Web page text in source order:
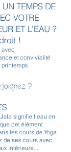
UN TEMPS DE
VOTRE
ET L'EAU ?
roit !
avec
et convivialité
?
signifie l’eau en
cet élément
les cours de Yoga
de ses cours avec
intérieure...